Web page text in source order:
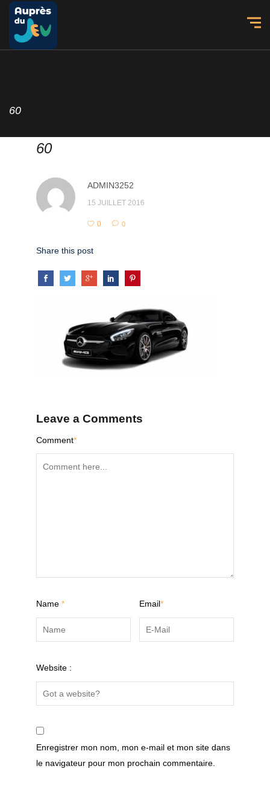
60
60
ADMIN3252
15 JUILLET 2016
0 0
Share this post
Leave a Comments
Comment*
Name * Email*
Website :
Enregistrer mon nom, mon e-mail et mon site dans
le navigateur pour mon prochain commentaire.